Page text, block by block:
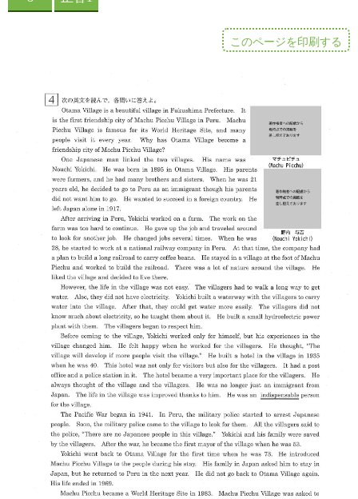
このページを印刷する